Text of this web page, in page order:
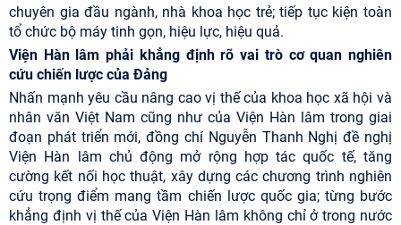
chuyên gia đầu ngành, nhà khoa học trẻ; tiếp tục kiện toàn
tổ chức bộ máy tinh gọn, hiệu lực, hiệu quả.
Viện Hàn lâm phải khẳng định rõ vai trò cơ quan nghiên
cứu chiến lược của Đảng
Nhấn mạnh yêu cầu nâng cao vị thế của khoa học xã hội và
nhân văn Việt Nam cũng như của Viện Hàn lâm trong giai
đoạn phát triển mới, đồng chí Nguyễn Thanh Nghị đề nghị
Viện Hàn lâm chủ động mở rộng hợp tác quốc tế, tăng
cường kết nối học thuật, xây dựng các chương trình nghiên
cứu trọng điểm mang tầm chiến lược quốc gia; từng bước
khẳng định vị thế của Viện Hàn lâm không chỉ ở trong nước